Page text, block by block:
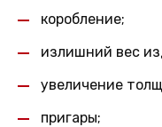
коробление;
излишний вес
увеличение
пригары;